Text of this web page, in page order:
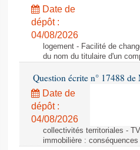
Budget et sécurité sociale
Questions écrites et orales
Comptes rendus des débats
Date de
dépôt :
04/08/2026
logement - Facilité de
du nom du titulaire d'un
Question écrite n° 17488
Date de
dépôt :
04/08/2026
collectivités territoriales -
immobilière :